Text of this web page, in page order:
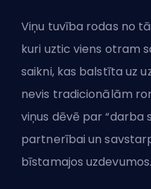
Viņu tuvība rodas no
kuri uztic viens otram
saikni, kas balstīta uz
nevis tradicionālām
viņus dēvē par “darba
partnerībai un
bīstamajos uzdevumos.